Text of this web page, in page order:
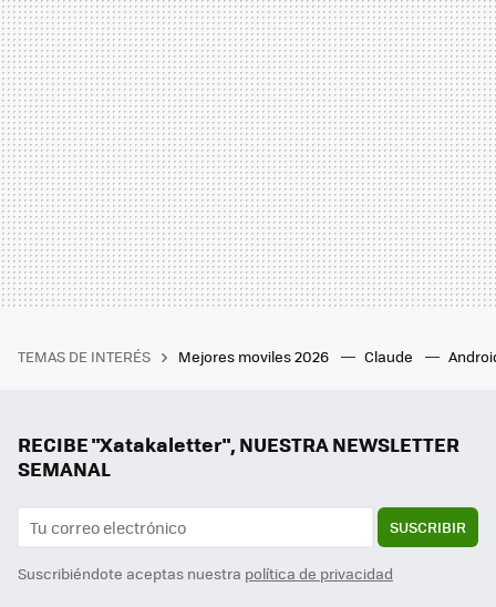
TEMAS DE INTERÉS Mejores moviles 2026 Claude
RECIBE "Xatakaletter", NUESTRA NEWSLETTER
SEMANAL
SUSCRIBIR
Suscribiéndote aceptas nuestra política de privacidad